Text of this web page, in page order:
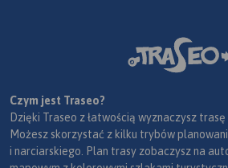
Czym jest Traseo?
Dzięki Traseo z łatwością wyznaczysz
Możesz skorzystać z kilku trybów
i narciarskiego. Plan trasy zobaczysz na